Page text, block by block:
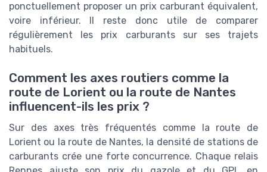
ponctuellement proposer un prix carburant équivalent,
voire inférieur. Il reste donc utile de comparer
régulièrement les prix carburants sur ses trajets
habituels.
Comment les axes routiers comme la
route de Lorient ou la route de Nantes
influencent-ils les prix ?
Sur des axes très fréquentés comme la route de
Lorient ou la route de Nantes, la densité de stations de
carburants crée une forte concurrence. Chaque relais